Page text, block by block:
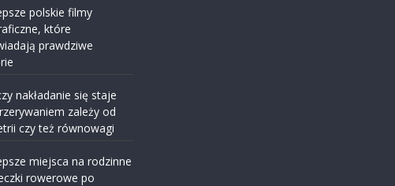
polskie filmy
które
prawdziwe
nakładanie się staje
zależy od
czy też równowagi
miejsca na rodzinne
rowerowe po